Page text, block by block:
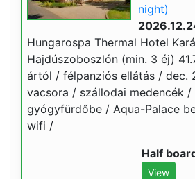
night)
Hungarospa Thermal Hotel
Hajdúszoboszlón (min. 3 éj)
ártól / félpanziós ellátás / dec.
vacsora / szállodai medencék /
gyógyfürdőbe / Aqua-Palace
wifi /
Half
View